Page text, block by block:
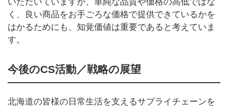
く、良い商品をお手ごろな価格で提供できているかを
はかるためにも、知覚価値は重要であると考えていま
す。
今後のCS活動／戦略の展望
北海道の皆様の日常生活を支えるサプライチェーンを